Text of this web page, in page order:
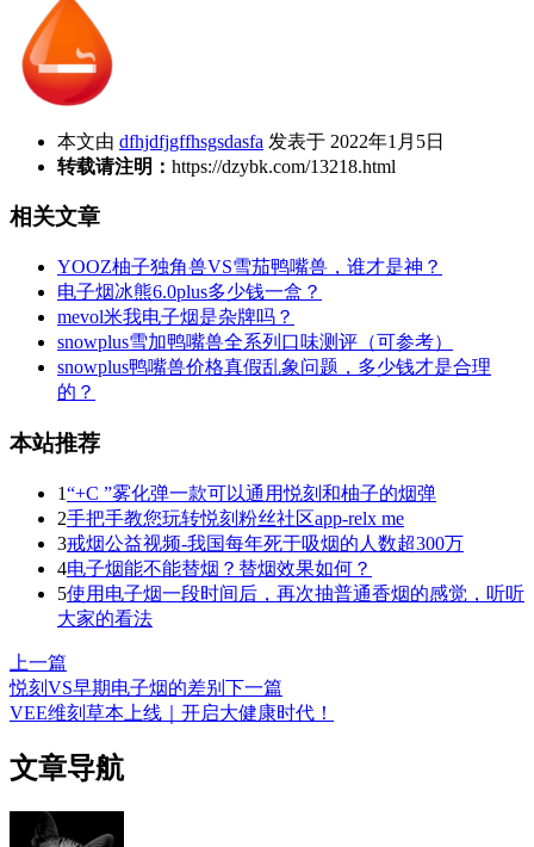
本文由 dfhjdfjgffhsgsdasfa 发表于 2022年1月5日
转载请注明： https://dzybk.com/13218.html
相关文章
YOOZ柚子独角兽VS雪茄鸭嘴兽，谁才是神？
电子烟冰熊6.0plus多少钱一盒？
mevol米我电子烟是杂牌吗？
snowplus雪加鸭嘴兽全系列口味测评（可参考）
snowplus鸭嘴兽价格真假乱象问题，多少钱才是合理
的？
本站推荐
1“+C ”雾化弹一款可以通用悦刻和柚子的烟弹
2手把手教您玩转悦刻粉丝社区app-relx me
3戒烟公益视频-我国每年死于吸烟的人数超300万
4电子烟能不能替烟？替烟效果如何？
5使用电子烟一段时间后，再次抽普通香烟的感觉，听听
大家的看法
上一篇
悦刻VS早期电子烟的差别 下一篇
VEE维刻草本上线｜开启大健康时代！
文章导航